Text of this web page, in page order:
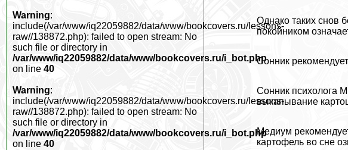
Однако таких снов
покойником
Сонник
Сонник психолога
выкапывание
Медиум
картофель во сне
Warning:
include(/var/www/iq22059882/data/www/bookcovers.ru/lessons-
raw//138872.php): failed to open stream: No
such file or directory in
/var/www/iq22059882/data/www/bookcovers.ru/i_bot.php
on line 40
Warning:
include(/var/www/iq22059882/data/www/bookcovers.ru/lessons-
raw//138872.php): failed to open stream: No
such file or directory in
/var/www/iq22059882/data/www/bookcovers.ru/i_bot.php
on line 40